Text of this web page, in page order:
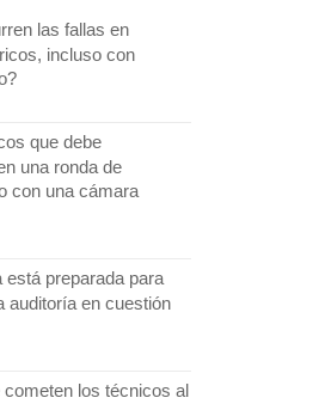
las fallas en
incluso con
que debe
una ronda de
con una cámara
está preparada para
auditoría en cuestión
los técnicos al